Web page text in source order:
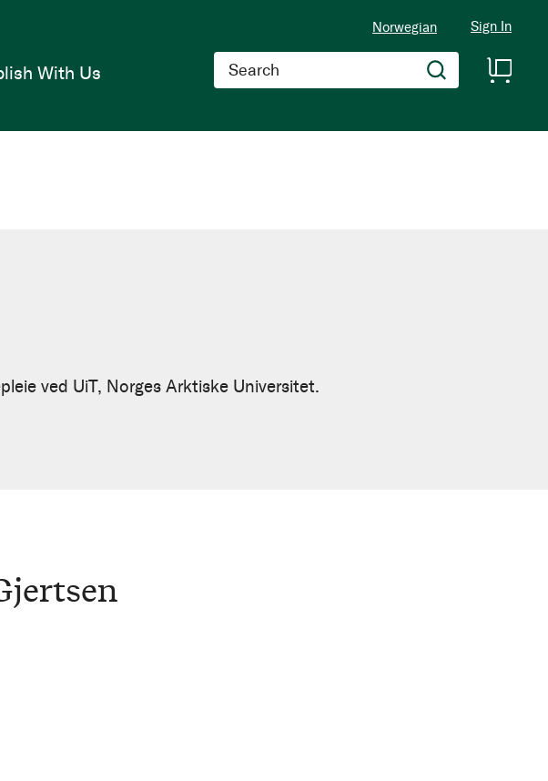
Norwegian Sign In
Search
With Us
ved UiT, Norges Arktiske Universitet.